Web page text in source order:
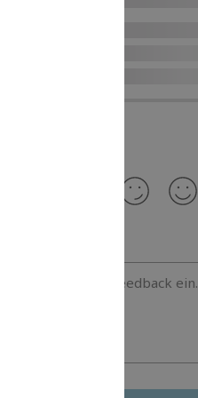
Bitte gib hier dein Feedback ein.